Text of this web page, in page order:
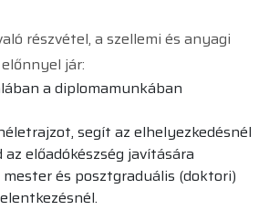
részvétel, a szellemi és anyagi
jár:
a diplomamunkában
segít az elhelyezkedésnél
előadókészség javítására
és posztgraduális (doktori)